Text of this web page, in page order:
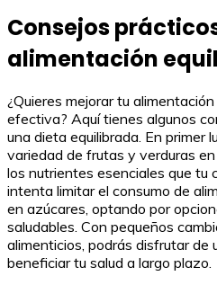
Consejos
alimentación
¿Quieres mejorar tu
efectiva? Aquí tienes algunos
una dieta equilibrada. En primer
variedad de frutas y verduras
los nutrientes esenciales que tu
intenta limitar el consumo de
en azúcares, optando por
saludables. Con pequeños
alimenticios, podrás disfrutar de
beneficiar tu salud a largo plazo.